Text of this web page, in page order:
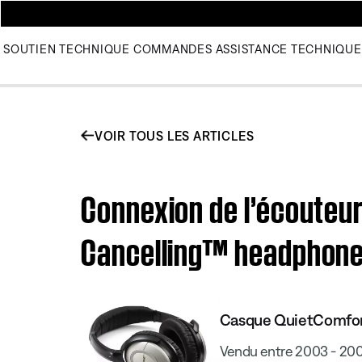
SOUTIEN TECHNIQUE COMMANDES ASSISTANCE TECHNIQUE
VOIR TOUS LES ARTICLES
Connexion de
Cancelling™
Casque
Vendu entre 2003 -